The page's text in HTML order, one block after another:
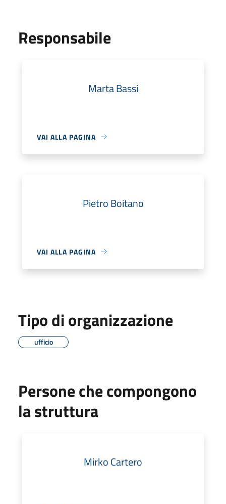
Responsabile
Marta Bassi
VAI ALLA PAGINA
Pietro Boitano
VAI ALLA PAGINA
Tipo di organizzazione
ufficio
Persone che compongono
la struttura
Mirko Cartero